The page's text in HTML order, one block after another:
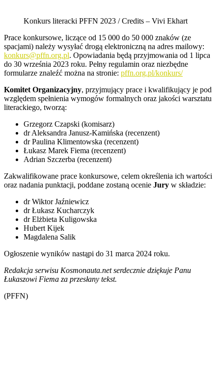
Konkurs literacki PFFN 2023 / Credits – Vivi Ekhart
Prace konkursowe, liczące od 15 000 do 50 000 znaków (ze
spacjami) należy wysyłać drogą elektroniczną na adres mailowy:
konkurs@pffn.org.pl. Opowiadania będą przyjmowania od 1 lipca
do 30 września 2023 roku. Pełny regulamin oraz niezbędne
formularze znaleźć można na stronie: pffn.org.pl/konkurs/
Komitet Organizacyjny, przyjmujący prace i kwalifikujący je pod
względem spełnienia wymogów formalnych oraz jakości warsztatu
literackiego, tworzą:
Grzegorz Czapski (komisarz)
dr Aleksandra Janusz-Kamińska (recenzent)
dr Paulina Klimentowska (recenzent)
Łukasz Marek Fiema (recenzent)
Adrian Szczerba (recenzent)
Zakwalifikowane prace konkursowe, celem określenia ich wartości
oraz nadania punktacji, poddane zostaną ocenie Jury w składzie:
dr Wiktor Jaźniewicz
dr Łukasz Kucharczyk
dr Elżbieta Kuligowska
Hubert Kijek
Magdalena Salik
Ogłoszenie wyników nastąpi do 31 marca 2024 roku.
Redakcja serwisu Kosmonauta.net serdecznie dziękuje Panu
Łukaszowi Fiema za przesłany tekst.
(PFFN)